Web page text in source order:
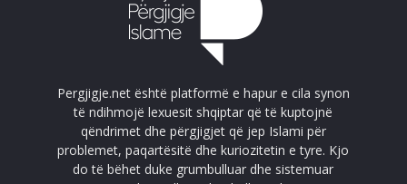
Pergjigje.net është platformë e hapur e cila synon
të ndihmojë lexuesit shqiptar që të kuptojnë
qëndrimet dhe përgjigjet që jep Islami për
problemet, paqartësitë dhe kuriozitetin e tyre. Kjo
do të bëhet duke grumbulluar dhe sistemuar